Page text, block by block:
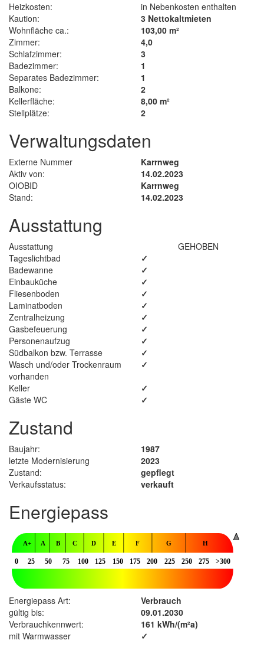
Heizkosten:
in Nebenkosten enthalten
Kaution:
3 Nettokaltmieten
Wohnfläche ca.:
103,00 m²
Zimmer:
4,0
Schlafzimmer:
3
Badezimmer:
1
Separates Badezimmer:
1
Balkone:
2
Kellerfläche:
8,00 m²
Stellplätze:
2
Verwaltungsdaten
Externe Nummer
Karrnweg
Aktiv von:
14.02.2023
OIOBID
Karrnweg
Stand:
14.02.2023
Ausstattung
Ausstattung
GEHOBEN
Tageslichtbad
✓
Badewanne
✓
Einbauküche
✓
Fliesenboden
✓
Laminatboden
✓
Zentralheizung
✓
Gasbefeuerung
✓
Personenaufzug
✓
Südbalkon bzw. Terrasse
✓
Wasch und/oder Trockenraum
vorhanden
✓
Keller
✓
Gäste WC
✓
Zustand
Baujahr:
1987
letzte Modernisierung
2023
Zustand:
gepflegt
Verkaufsstatus:
verkauft
Energiepass
Energiepass Art:
Verbrauch
gültig bis:
09.01.2030
Verbrauchkennwert:
161 kWh/(m²a)
mit Warmwasser
✓